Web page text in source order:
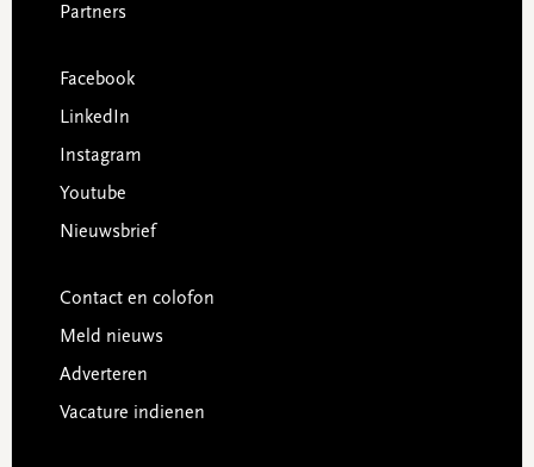
Partners
Facebook
LinkedIn
Instagram
Youtube
Nieuwsbrief
Contact en colofon
Meld nieuws
Adverteren
Vacature indienen